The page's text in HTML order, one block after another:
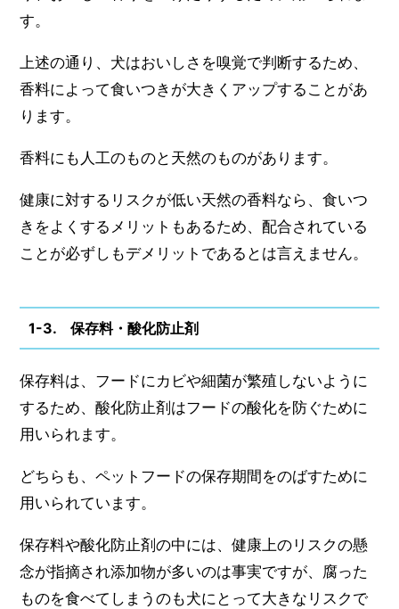
す。
上述の通り、犬はおいしさを嗅覚で判断するため、
香料によって食いつきが大きくアップすることがあ
ります。
香料にも人工のものと天然のものがあります。
健康に対するリスクが低い天然の香料なら、食いつ
きをよくするメリットもあるため、配合されている
ことが必ずしもデメリットであるとは言えません。
1-3. 保存料・酸化防止剤
保存料は、フードにカビや細菌が繁殖しないように
するため、酸化防止剤はフードの酸化を防ぐために
用いられます。
どちらも、ペットフードの保存期間をのばすために
用いられています。
保存料や酸化防止剤の中には、健康上のリスクの懸
念が指摘され添加物が多いのは事実ですが、腐った
ものを食べてしまうのも犬にとって大きなリスクで